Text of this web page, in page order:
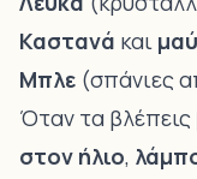
Καστανά και
Μπλε (σπάνιες
Όταν τα βλέπεις
στον ήλιο,